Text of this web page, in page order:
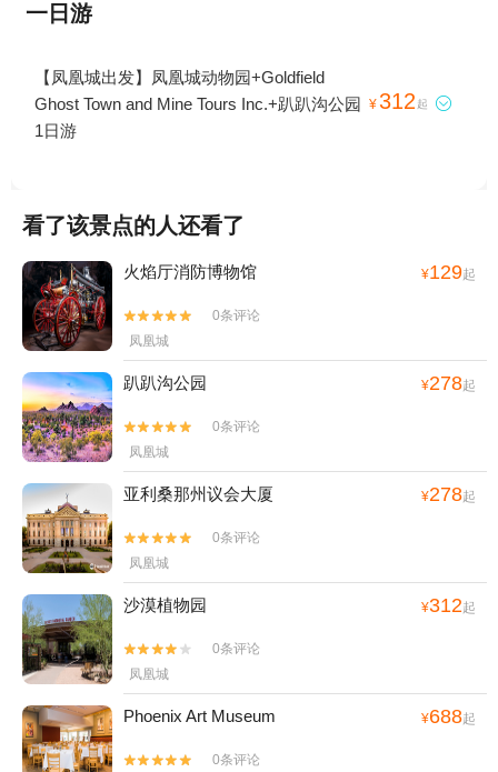
一日游
【凤凰城出发】凤凰城动物园+Goldfield
Ghost Town and Mine Tours Inc.+趴趴沟公园
1日游
¥312 起 
看了该景点的人还看了
火焰厅消防博物馆 ¥129起


0条评论
凤凰城
趴趴沟公园 ¥278起


0条评论
凤凰城
亚利桑那州议会大厦 ¥278起


0条评论
凤凰城
沙漠植物园 ¥312起


0条评论
凤凰城
Phoenix Art Museum ¥688起

 0条评论